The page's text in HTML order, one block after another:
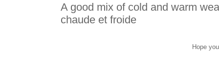
A good mix of cold and warm
chaude et froide
Hope